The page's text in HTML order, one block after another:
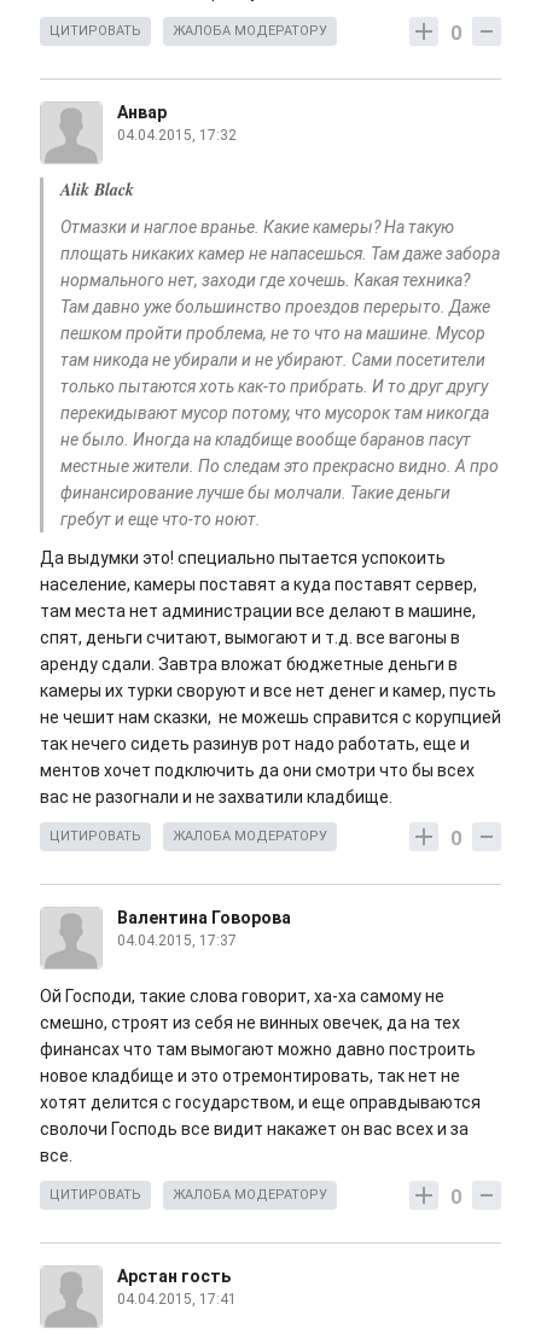
0
ЦИТИРОВАТЬ ЖАЛОБА МОДЕРАТОРУ
Анвар
04.04.2015, 17:32
Alik Black
Отмазки и наглое вранье. Какие камеры? На такую
площать никаких камер не напасешься. Там даже забора
нормального нет, заходи где хочешь. Какая техника?
Там давно уже большинство проездов перерыто. Даже
пешком пройти проблема, не то что на машине. Мусор
там никода не убирали и не убирают. Сами посетители
только пытаются хоть как-то прибрать. И то друг другу
перекидывают мусор потому, что мусорок там никогда
не было. Иногда на кладбище вообще баранов пасут
местные жители. По следам это прекрасно видно. А про
финансирование лучше бы молчали. Такие деньги
гребут и еще что-то ноют.
Да выдумки это! специально пытается успокоить
население, камеры поставят а куда поставят сервер,
там места нет администрации все делают в машине,
спят, деньги считают, вымогают и т.д. все вагоны в
аренду сдали. Завтра вложат бюджетные деньги в
камеры их турки своруют и все нет денег и камер, пусть
не чешит нам сказки, не можешь справится с корупцией
так нечего сидеть разинув рот надо работать, еще и
ментов хочет подключить да они смотри что бы всех
вас не разогнали и не захватили кладбище.
0
ЦИТИРОВАТЬ ЖАЛОБА МОДЕРАТОРУ
Валентина Говорова
04.04.2015, 17:37
Ой Господи, такие слова говорит, ха-ха самому не
смешно, строят из себя не винных овечек, да на тех
финансах что там вымогают можно давно построить
новое кладбище и это отремонтировать, так нет не
хотят делится с государством, и еще оправдываются
сволочи Господь все видит накажет он вас всех и за
все.
0
ЦИТИРОВАТЬ ЖАЛОБА МОДЕРАТОРУ
Арстан гость
04.04.2015, 17:41